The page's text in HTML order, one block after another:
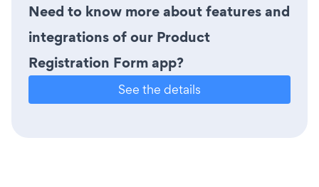
Need to know more about features and
integrations of our Product
Registration Form app?
See the details